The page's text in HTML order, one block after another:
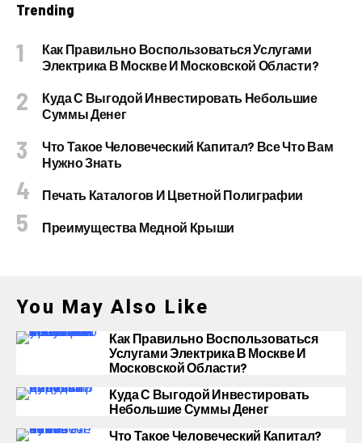
Trending
Как Правильно Воспользоваться Услугами
Электрика В Москве И Московской Области?
Куда С Выгодой Инвестировать Небольшие
Суммы Денег
Что Такое Человеческий Капитал? Все Что Вам
Нужно Знать
Печать Каталогов И Цветной Полиграфии
Преимущества Медной Крыши
You May Also Like
Как Правильно Воспользоваться
Услугами Электрика В Москве И
Московской Области?
Куда С Выгодой Инвестировать
Небольшие Суммы Денег
Что Такое Человеческий Капитал?